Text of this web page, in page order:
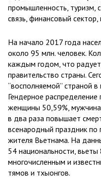
промышленность, туризм,
связь, финансовый
На начало 2017 года
около 95 млн. человек.
каждым годом, что
правительство страны.
“восполняемой” страной
Гендерное
женщины 50,59%,
в два раза повышает
всенародный праздник
жителя Вьетнама. На
54 национальности,
многочисленным и
тямов и тхыонгов.